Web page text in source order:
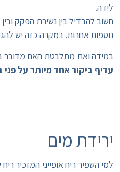
לידה.
חשוב להבדיל בין נשירת הפקק
נוספות אחרות. במקרה כזה יש
במידה ואת מתלבטת האם מדובר
עדיף ביקור אחד מיותר על פני
ירידת מים
למי השפיר ריח אופייני המזכיר